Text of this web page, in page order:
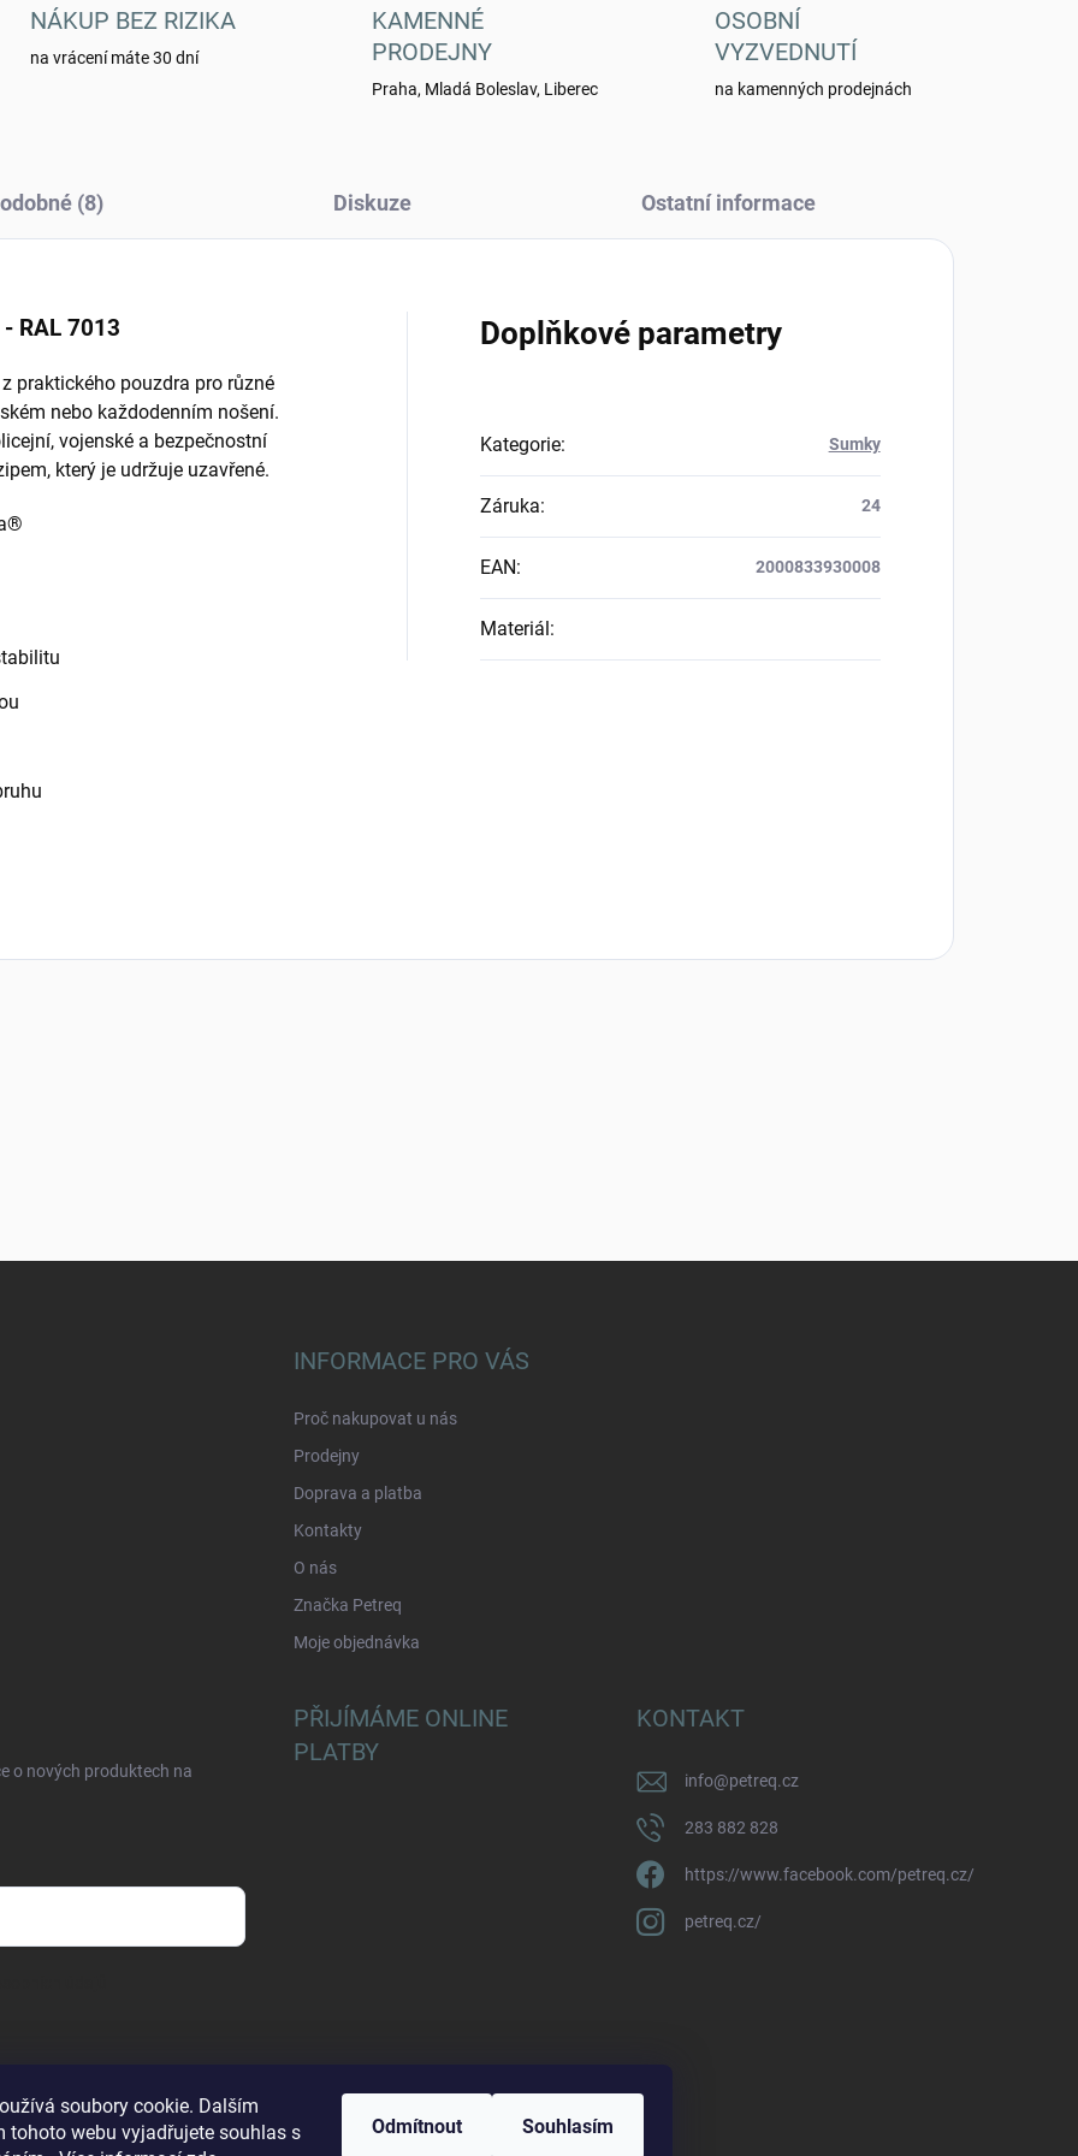
soubory cookie. Dalším
tohoto webu vyjadřujete souhlas s
Odmítnout Souhlasím
NÁKUP BEZ RIZIKA
na vrácení máte 30 dní
KAMENNÉ
PRODEJNY
Praha, Mladá Boleslav, Liberec
OSOBNÍ
VYZVEDNUTÍ
na kamenných prodejnách
(8) Diskuze Ostatní informace
RAL 7013
praktického pouzdra pro různé
nebo každodenním nošení.
vojenské a bezpečnostní
který je udržuje uzavřené.
Doplňkové parametry
Kategorie: Sumky
Záruka: 24
EAN: 2000833930008
Materiál :
INFORMACE PRO VÁS
Proč nakupovat u nás
Prodejny
Doprava a platba
Kontakty
O nás
Značka Petreq
Moje objednávka
o nových produktech na
PŘIJÍMÁME ONLINE
PLATBY
KONTAKT
info@petreq.cz
283 882 828
https://www.facebook.com/petreq.cz/
petreq.cz/